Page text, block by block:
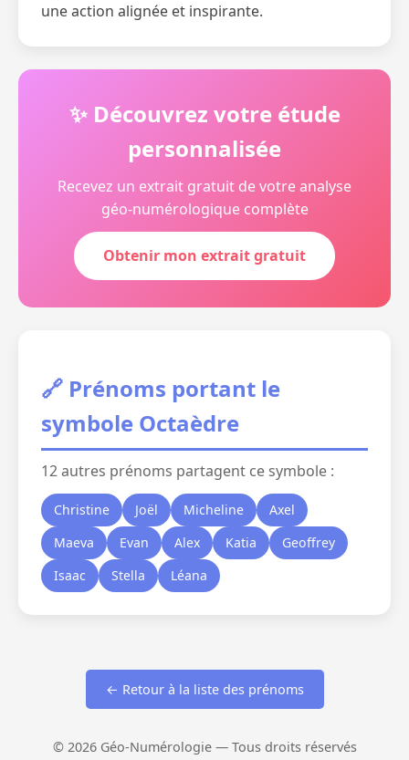
une action alignée et inspirante.
✨ Découvrez votre étude
personnalisée
Recevez un extrait gratuit de votre analyse
géo-numérologique complète
Obtenir mon extrait gratuit
🔗 Prénoms portant le
symbole Octaèdre
12 autres prénoms partagent ce symbole :
Christine Joël Micheline
Axel
Maeva
Evan Alex Katia
Geoffrey
Isaac
Stella Léana
← Retour à la liste des prénoms
© 2026 Géo-Numérologie — Tous droits réservés